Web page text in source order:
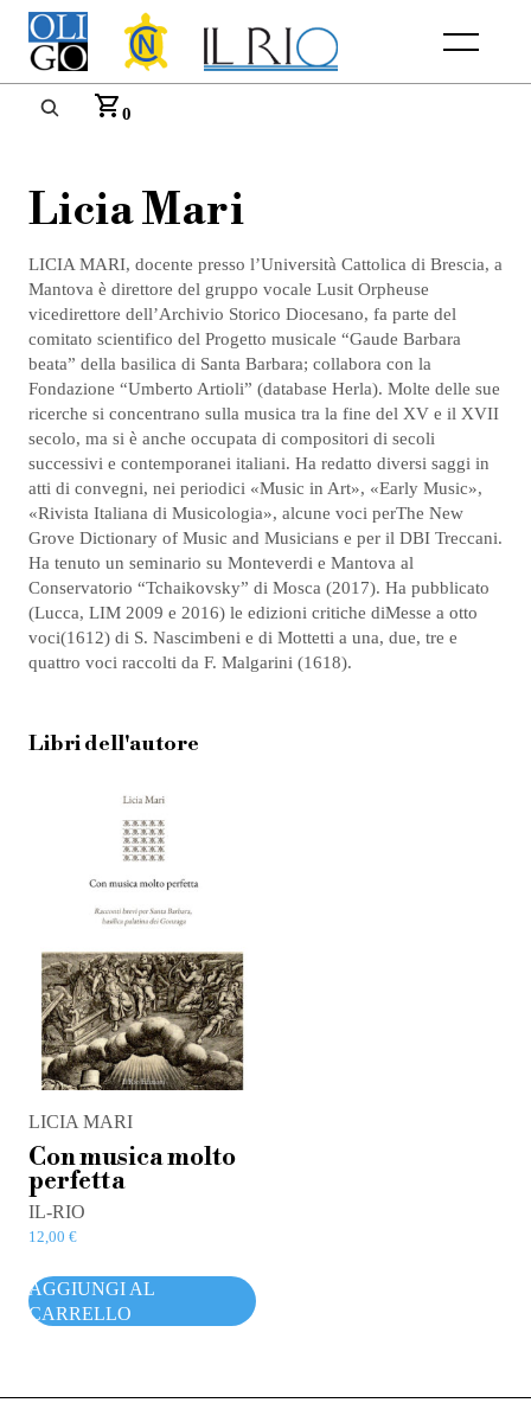
Menu
0
Licia Mari
LICIA MARI, docente presso l’Università Cattolica di Brescia, a
Mantova è direttore del gruppo vocale Lusit Orpheuse
vicedirettore dell’Archivio Storico Diocesano, fa parte del
comitato scientifico del Progetto musicale “Gaude Barbara
beata” della basilica di Santa Barbara; collabora con la
Fondazione “Umberto Artioli” (database Herla). Molte delle sue
ricerche si concentrano sulla musica tra la fine del XV e il XVII
secolo, ma si è anche occupata di compositori di secoli
successivi e contemporanei italiani. Ha redatto diversi saggi in
atti di convegni, nei periodici «Music in Art», «Early Music»,
«Rivista Italiana di Musicologia», alcune voci perThe New
Grove Dictionary of Music and Musicians e per il DBI Treccani.
Ha tenuto un seminario su Monteverdi e Mantova al
Conservatorio “Tchaikovsky” di Mosca (2017). Ha pubblicato
(Lucca, LIM 2009 e 2016) le edizioni critiche diMesse a otto
voci(1612) di S. Nascimbeni e di Mottetti a una, due, tre e
quattro voci raccolti da F. Malgarini (1618).
Libri dell'autore
LICIA MARI
Con musica molto
perfetta
IL-RIO
12,00 €
AGGIUNGI AL
CARRELLO